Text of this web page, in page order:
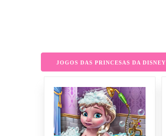
JOGOS DAS PRINCESAS DA DISNEY